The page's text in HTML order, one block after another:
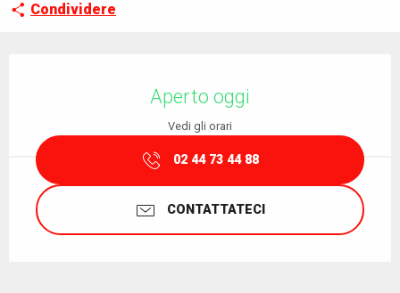
Condividere
Aperto oggi
Vedi gli orari
02 44 73 44 88
CONTATTATECI